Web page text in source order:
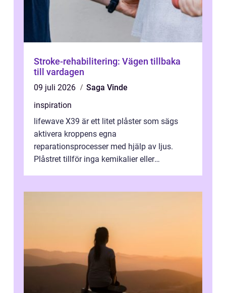
Stroke-rehabilitering: Vägen tillbaka
till vardagen
09 juli 2026
Saga Vinde
inspiration
lifewave X39 är ett litet plåster som sägs
aktivera kroppens egna
reparationsprocesser med hjälp av ljus.
Plåstret tillför inga kemikalier eller